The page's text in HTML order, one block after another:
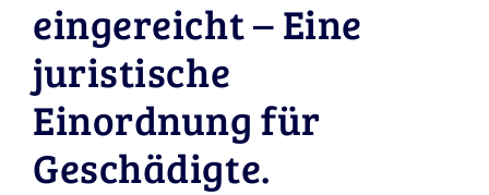
eingereicht – Eine
juristische
Einordnung für
Geschädigte.